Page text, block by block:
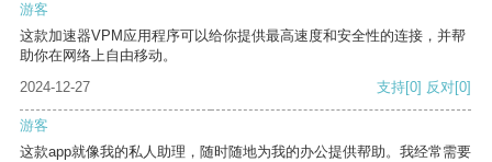
游客
这款加速器VPM应用程序可以给你提供最高速度和安全性的连接，并帮
助你在网络上自由移动。
2024-12-27
支持[0] 反对[0]
游客
这款app就像我的私人助理，随时随地为我的办公提供帮助。我经常需要